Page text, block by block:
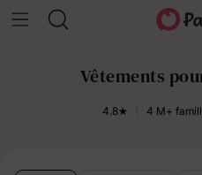
Vêtements
4.8★ 4 M+